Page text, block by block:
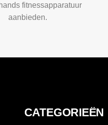
fitnessapparatuur
aanbieden.
CATEGORIEËN